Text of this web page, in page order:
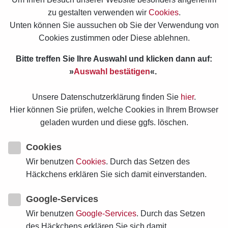
Kategorien:
All Posts (158)
Allgemein (127)
Clownerie (9)
DAS Schöne Scheitern (12)
Humor IST (22)
Humorhaltung (1)
Komik (1)
Mein Komisches Auge (5)
Müßiggang (11)
Neulich Humor IM Alltag (36)
Retten (1)
12 Nov. 2021
zu gestalten verwenden wir Cookies.
Unten können Sie aussuchen ob Sie der Verwendung von
Cookies zustimmen oder Diese ablehnen.
Bitte treffen Sie Ihre Auswahl und klicken dann auf:
»Auswahl bestätigen«.
Unsere Datenschutzerklärung finden Sie hier.
Hier können Sie prüfen, welche Cookies in Ihrem Browser
geladen wurden und diese ggfs. löschen.
Cookies
Wir benutzen Cookies. Durch das Setzen des
Häckchens erklären Sie sich damit einverstanden.
Google-Services
Wir benutzen Google-Services. Durch das Setzen
des Häckchens erklären Sie sich damit